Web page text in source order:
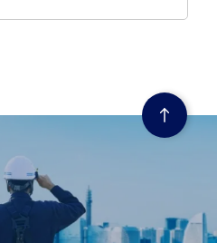
ページの先頭にもどる